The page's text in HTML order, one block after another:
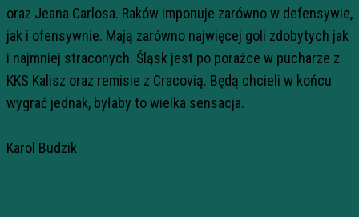
oraz Jeana Carlosa. Raków imponuje zarówno w defensywie,
jak i ofensywnie. Mają zarówno najwięcej goli zdobytych jak
i najmniej straconych. Śląsk jest po porażce w pucharze z
KKS Kalisz oraz remisie z Cracovią. Będą chcieli w końcu
wygrać jednak, byłaby to wielka sensacja.
Karol Budzik